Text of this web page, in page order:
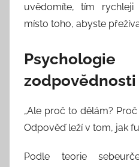
uvědomíte, tím
místo toho, abyste
zodpovědnosti
„Ale proč to dělám?
Odpověď leží v tom, jak
Podle teorie